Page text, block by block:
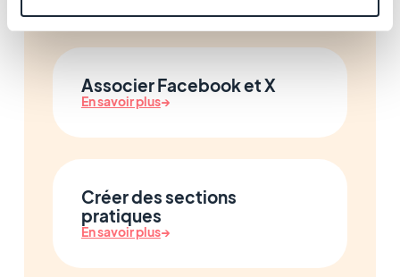
Associer Facebook et X
En savoir plus→
Créer des sections
pratiques
En savoir plus→